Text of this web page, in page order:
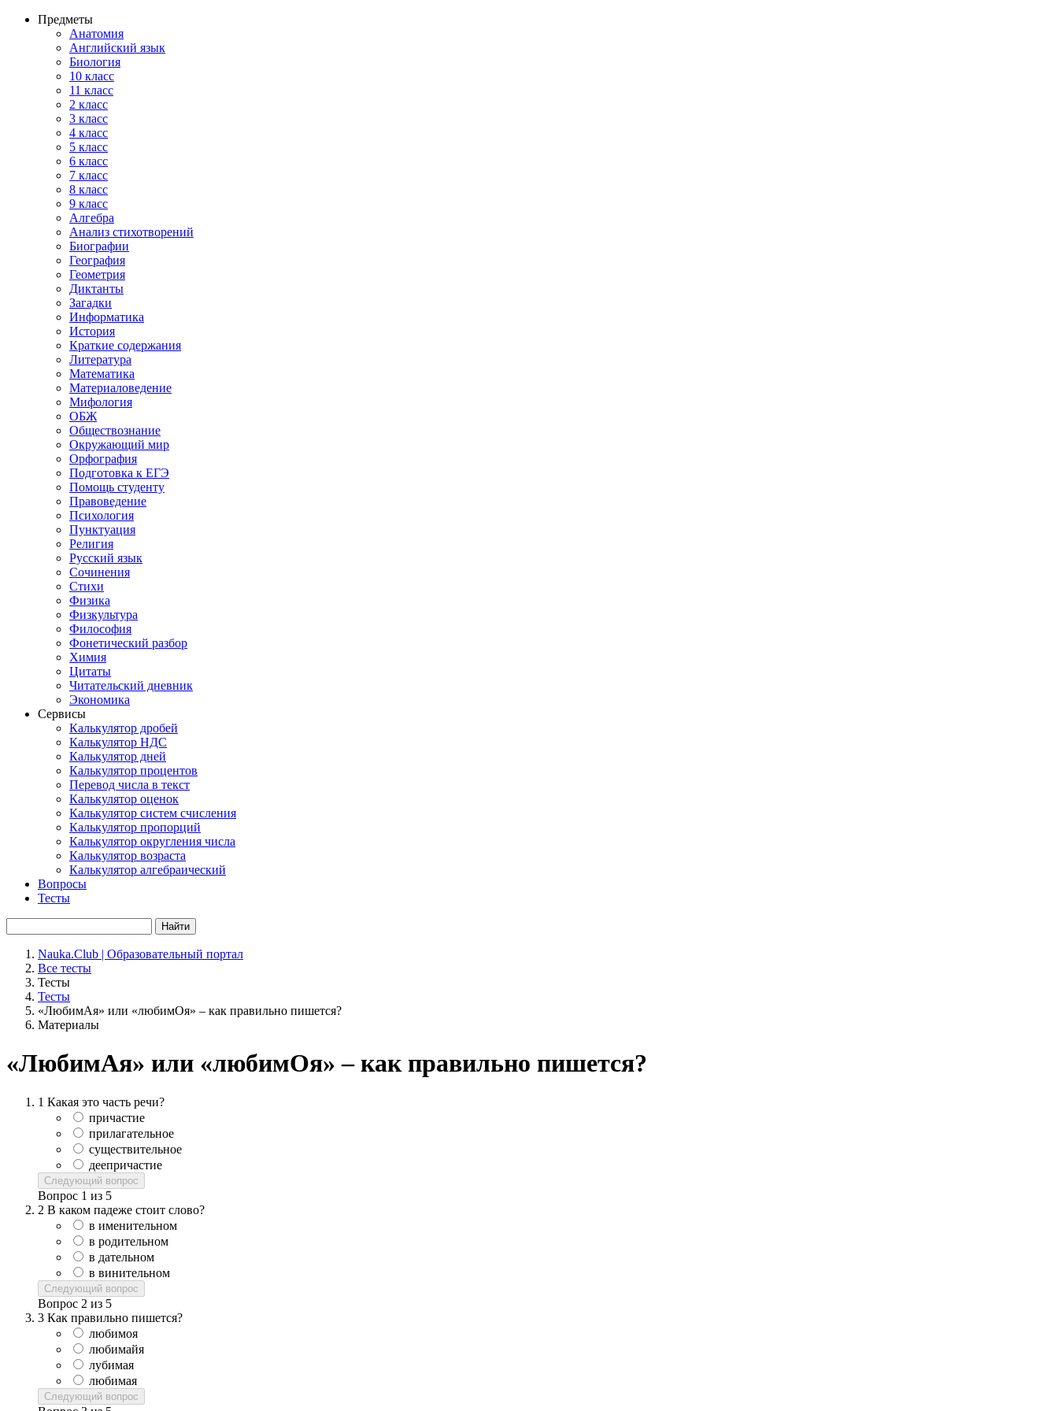
Предметы
Анатомия
Английский язык
Биология
10 класс
11 класс
2 класс
3 класс
4 класс
5 класс
6 класс
7 класс
8 класс
9 класс
Алгебра
Анализ стихотворений
Биографии
География
Геометрия
Диктанты
Загадки
Информатика
История
Краткие содержания
Литература
Математика
Материаловедение
Мифология
ОБЖ
Обществознание
Окружающий мир
Орфография
Подготовка к ЕГЭ
Помощь студенту
Правоведение
Психология
Пунктуация
Религия
Русский язык
Сочинения
Стихи
Физика
Физкультура
Философия
Фонетический разбор
Химия
Цитаты
Читательский дневник
Экономика
Сервисы
Калькулятор дробей
Калькулятор НДС
Калькулятор дней
Калькулятор процентов
Перевод числа в текст
Калькулятор оценок
Калькулятор систем счисления
Калькулятор пропорций
Калькулятор округления числа
Калькулятор возраста
Калькулятор алгебраический
Вопросы
Тесты
Найти
Nauka.Club | Образовательный портал
Все тесты
Тесты
Тесты
«ЛюбимАя» или «любимОя» – как правильно пишется?
Материалы
«ЛюбимАя» или «любимОя» – как правильно пишется?
1 Какая это часть речи?
причастие
прилагательное
существительное
деепричастие
Следующий вопрос
Вопрос 1 из 5
2 В каком падеже стоит слово?
в именительном
в родительном
в дательном
в винительном
Следующий вопрос
Вопрос 2 из 5
3 Как правильно пишется?
любимоя
любимайя
лубимая
любимая
Следующий вопрос